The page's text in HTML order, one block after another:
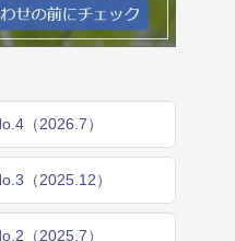
（2026.7）
（2025.12）
（2025.7）